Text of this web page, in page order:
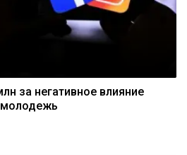
за негативное влияние
молодежь